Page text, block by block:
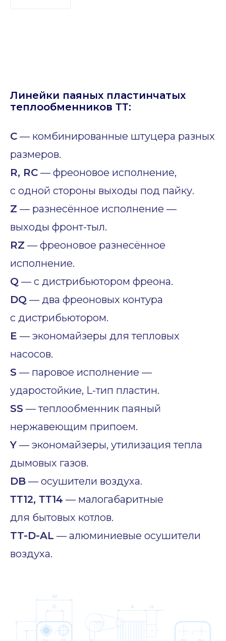
Линейки паяных пластинчатых
теплообменников ТТ:
C — комбинированные штуцера разных
размеров.
R, RC — фреоновое исполнение,
с одной стороны выходы под пайку.
Z — разнесённое исполнение —
выходы фронт-тыл.
RZ — фреоновое разнесённое
исполнение.
Q — с дистрибьютором фреона.
DQ — два фреоновых контура
с дистрибьютором.
E — экономайзеры для тепловых
насосов.
S — паровое исполнение —
ударостойкие, L-тип пластин.
SS — теплообменник паяный
нержавеющим припоем.
Y — экономайзеры, утилизация тепла
дымовых газов.
DB — осушители воздуха.
ТТ12, ТТ14 — малогабаритные
для бытовых котлов.
TT-D-AL — алюминиевые осушители
воздуха.